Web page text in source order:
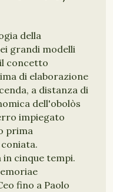
della
grandi modelli
concetto
di elaborazione
a distanza di
dell'obolòs
impiegato
prima
cinque tempi.
fino a Paolo